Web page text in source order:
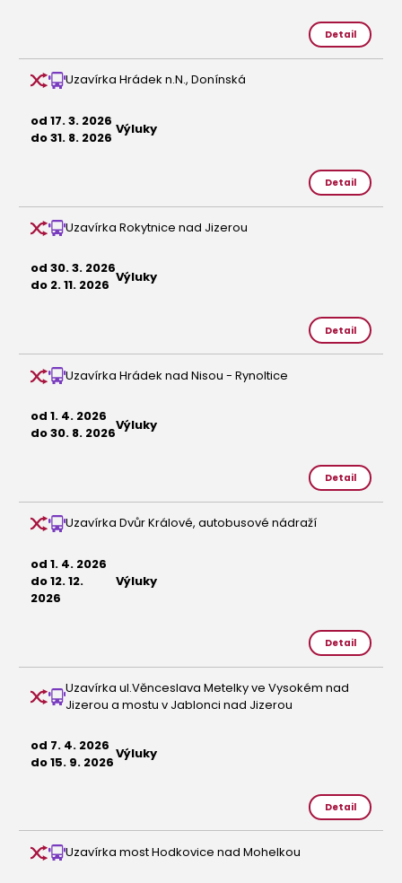
Detail
Uzavírka Hrádek n.N., Donínská
od 17. 3. 2026
do 31. 8. 2026 Výluky
Detail
Uzavírka Rokytnice nad Jizerou
od 30. 3. 2026
do 2. 11. 2026 Výluky
Detail
Uzavírka Hrádek nad Nisou - Rynoltice
od 1. 4. 2026
do 30. 8. 2026Výluky
Detail
Uzavírka Dvůr Králové, autobusové nádraží
od 1. 4. 2026
do 12. 12.
2026
Výluky
Detail
Uzavírka ul.Věnceslava Metelky ve Vysokém nad
Jizerou a mostu v Jablonci nad Jizerou
od 7. 4. 2026
do 15. 9. 2026Výluky
Detail
Uzavírka most Hodkovice nad Mohelkou